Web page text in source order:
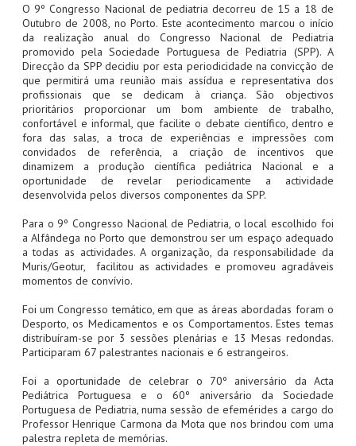
O 9º Congresso Nacional de pediatria decorreu de 15 a 18 de
Outubro de 2008, no Porto. Este acontecimento marcou o início
da realização anual do Congresso Nacional de Pediatria
promovido pela Sociedade Portuguesa de Pediatria (SPP). A
Direcção da SPP decidiu por esta periodicidade na convicção de
que permitirá uma reunião mais assídua e representativa dos
profissionais que se dedicam à criança. São objectivos
prioritários proporcionar um bom ambiente de trabalho,
confortável e informal, que facilite o debate científico, dentro e
fora das salas, a troca de experiências e impressões com
convidados de referência, a criação de incentivos que
dinamizem a produção científica pediátrica Nacional e a
oportunidade de revelar periodicamente a actividade
desenvolvida pelos diversos componentes da SPP.
Para o 9º Congresso Nacional de Pediatria, o local escolhido foi
a Alfândega no Porto que demonstrou ser um espaço adequado
a todas as actividades. A organização, da responsabilidade da
Muris/Geotur, facilitou as actividades e promoveu agradáveis
momentos de convívio.
Foi um Congresso temático, em que as áreas abordadas foram o
Desporto, os Medicamentos e os Comportamentos. Estes temas
distribuíram-se por 3 sessões plenárias e 13 Mesas redondas.
Participaram 67 palestrantes nacionais e 6 estrangeiros.
Foi a oportunidade de celebrar o 70º aniversário da Acta
Pediátrica Portuguesa e o 60º aniversário da Sociedade
Portuguesa de Pediatria, numa sessão de efemérides a cargo do
Professor Henrique Carmona da Mota que nos brindou com uma
palestra repleta de memórias.